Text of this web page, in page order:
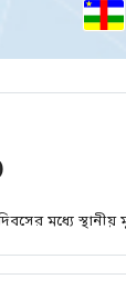
মধ্যে স্থানীয়